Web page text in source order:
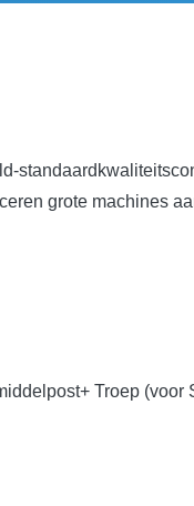
grote machines
Troep (voor